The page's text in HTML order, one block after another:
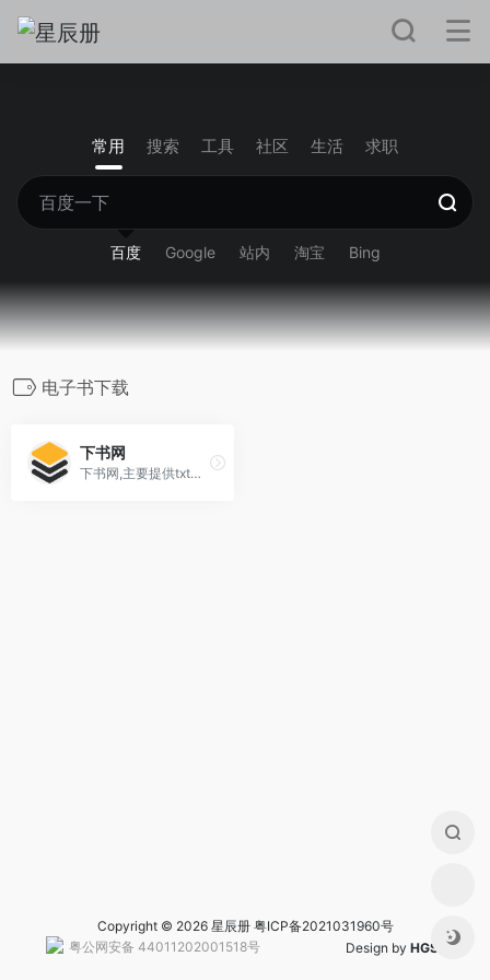
常用 搜索 工具 社区 生活 求职
百度 Google 站内 淘宝 Bing
电子书下载
下书网
下书网,主要提供txt格式小说下载
Copyright © 2026 星辰册 粤ICP备2021031960号
粤公网安备 44011202001518号Design by HGS